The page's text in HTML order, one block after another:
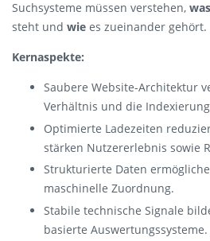
Suchsysteme müssen verstehen, was
steht und wie es zueinander gehört.
Kernaspekte:
Saubere Website-Architektur
Verhältnis und die
Optimierte Ladezeiten
stärken Nutzererlebnis sowie
Strukturierte Daten
maschinelle Zuordnung.
Stabile technische Signale
basierte Auswertungssysteme.